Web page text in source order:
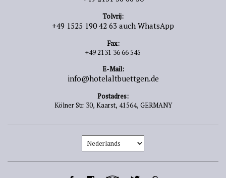
Tolvrij:
+49 1525 190 42 63 auch WhatsApp
Fax:
+49 2131 36 66 545
E-Mail:
info@hotelaltbuettgen.de
Postadres:
Kölner Str. 30, Kaarst, 41564, GERMANY